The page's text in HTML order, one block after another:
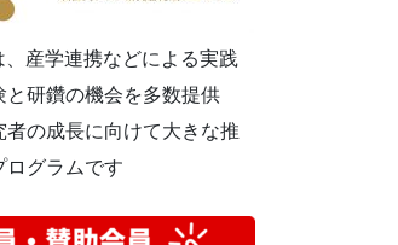
、産学連携などによる実践
と研鑽の機会を多数提供
者の成長に向けて大きな推
ログラムです